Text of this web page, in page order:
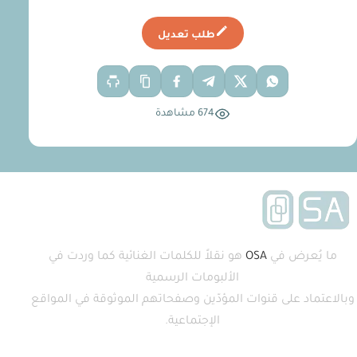
طلب تعديل
674 مشاهدة
ما يُعرض فيOSA هو نقلاً للكلمات الغنائية كما وردت في
الألبومات الرسمية
وبالاعتماد على قنوات المؤدّين وصفحاتهم الموثوقة في المواقع
الإجتماعية.